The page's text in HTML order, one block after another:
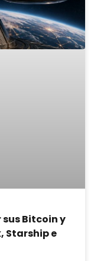
sus Bitcoin y
Starship e